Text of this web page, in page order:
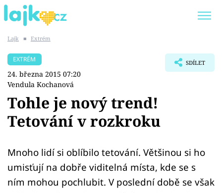
SHOPAHOLICADEL
Témata
Showbyznys
Youtubeři
Lajk ■ Extrém
EXTRÉM
24. března 2015 07:20
Vendula Kochanová
SDÍLET
Tohle je nový trend!
Tetování v rozkroku
Mnoho lidí si oblíbilo tetování. Většinou si ho
umisťují na dobře viditelná místa, kde se s
ním mohou pochlubit. V poslední době se však